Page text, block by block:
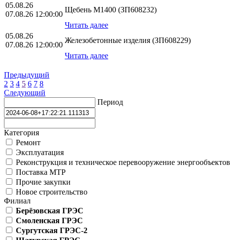
05.08.26
07.08.26 12:00:00
Щебень М1400 (ЗП608232)
Читать далее
05.08.26
07.08.26 12:00:00
Железобетонные изделия (ЗП608229)
Читать далее
Предыдущий
2 3 4 5 6 7 8
Следующий
Период
Категория
Ремонт
Эксплуатация
Реконструкция и техническое перевооружение энергообъектов
Поставка МТР
Прочие закупки
Новое строительство
Филиал
Берёзовская ГРЭС
Смоленская ГРЭС
Сургутская ГРЭС-2